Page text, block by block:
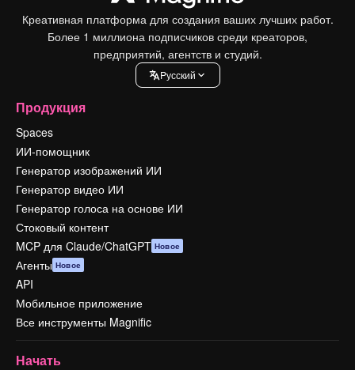
Креативная платформа для создания ваших лучших работ.
Более 1 миллиона подписчиков среди креаторов,
предприятий, агентств и студий.
Pусский
Продукция
Spaces
ИИ-помощник
Генератор изображений ИИ
Генератор видео ИИ
Генератор голоса на основе ИИ
Стоковый контент
MCP для Claude/ChatGPT Новое
Агенты Новое
API
Мобильное приложение
Все инструменты Magnific
Начать